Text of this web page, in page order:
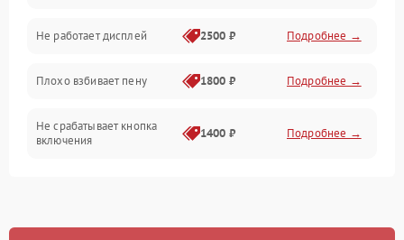
Управление и электроника
Программное обеспечение
Не работает дисплей 2500 ₽ Подробнее →
Плохо взбивает пену 1800 ₽ Подробнее →
Не срабатывает кнопка
включения
1400 ₽ Подробнее →
Постоянные сбои в работе 1500 ₽ Подробнее →